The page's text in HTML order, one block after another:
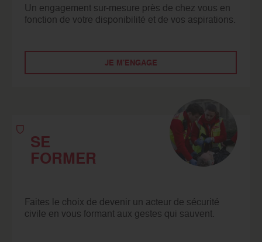
Un engagement sur-mesure près de chez vous en
fonction de votre disponibilité et de vos aspirations.
JE M'ENGAGE
SE
FORMER
Faites le choix de devenir un acteur de sécurité
civile en vous formant aux gestes qui sauvent.